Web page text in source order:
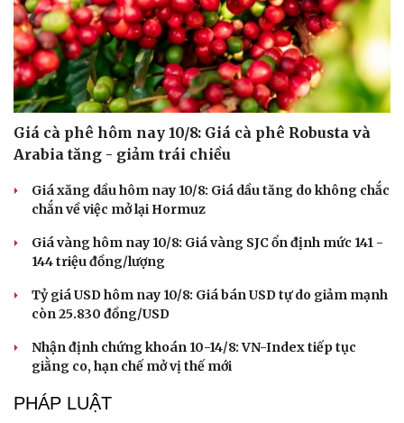
Giá cà phê hôm nay 10/8: Giá cà phê Robusta và
Arabia tăng - giảm trái chiều
Giá xăng dầu hôm nay 10/8: Giá dầu tăng do không chắc
chắn về việc mở lại Hormuz
Giá vàng hôm nay 10/8: Giá vàng SJC ổn định mức 141 -
144 triệu đồng/lượng
Tỷ giá USD hôm nay 10/8: Giá bán USD tự do giảm mạnh
còn 25.830 đồng/USD
Nhận định chứng khoán 10-14/8: VN-Index tiếp tục
giằng co, hạn chế mở vị thế mới
PHÁP LUẬT